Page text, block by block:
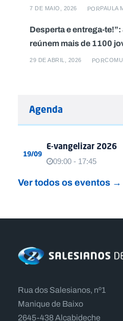
7 DE MAIO, 2026 PORPAULA
Desperta e entrega-
reúnem mais de 1100
29 DE ABRIL, 2026 POR
Agenda
19/09
E-vangelizar 2026
09:00 - 17:45
Ver todos os eventos →
Rua dos Salesianos, nº1
Manique de Baixo
2645-438 Alcabideche